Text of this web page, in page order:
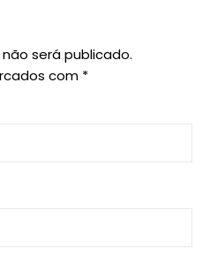
será publicado.
com *